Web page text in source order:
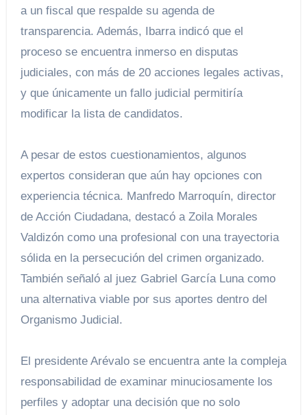
a un fiscal que respalde su agenda de
transparencia. Además, Ibarra indicó que el
proceso se encuentra inmerso en disputas
judiciales, con más de 20 acciones legales activas,
y que únicamente un fallo judicial permitiría
modificar la lista de candidatos.
A pesar de estos cuestionamientos, algunos
expertos consideran que aún hay opciones con
experiencia técnica. Manfredo Marroquín, director
de Acción Ciudadana, destacó a Zoila Morales
Valdizón como una profesional con una trayectoria
sólida en la persecución del crimen organizado.
También señaló al juez Gabriel García Luna como
una alternativa viable por sus aportes dentro del
Organismo Judicial.
El presidente Arévalo se encuentra ante la compleja
responsabilidad de examinar minuciosamente los
perfiles y adoptar una decisión que no solo